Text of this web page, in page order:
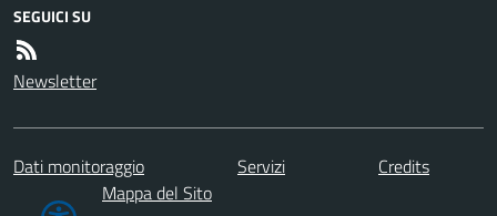
SEGUICI SU
Newsletter
Dati monitoraggio Servizi
Credits
Mappa del Sito